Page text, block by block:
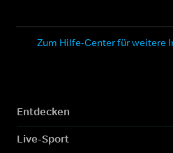
Zum Hilfe-Center für weitere
Entdecken
Live-Sport